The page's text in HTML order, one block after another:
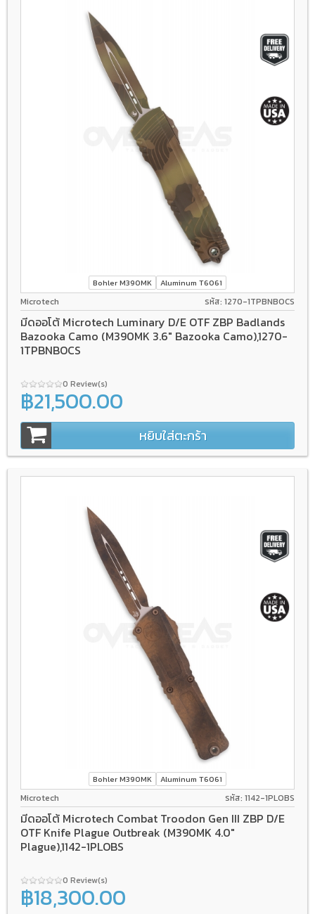
Bohler M390MK Aluminum T6061
Microtech รหัส: 1270-1TPBNBOCS
มีดออโต้ Microtech Luminary D/E OTF ZBP Badlands
Bazooka Camo (M390MK 3.6" Bazooka Camo),1270-
1TPBNBOCS
0 Review(s)
฿21,500.00
หยิบใส่ตะกร้า
Bohler M390MK Aluminum T6061
Microtech รหัส: 1142-1PLOBS
มีดออโต้ Microtech Combat Troodon Gen III ZBP D/E
OTF Knife Plague Outbreak (M390MK 4.0"
Plague),1142-1PLOBS
0 Review(s)
฿18,300.00